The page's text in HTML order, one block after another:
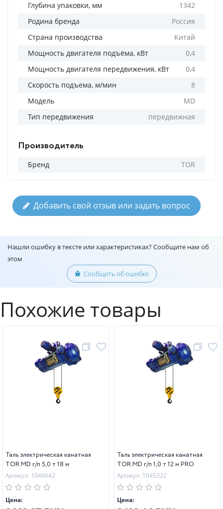
Глубина упаковки, мм
1342
Родина бренда
Россия
Страна производства
Китай
Мощность двигателя подъёма, кВт
0,4
Мощность двигателя передвижения, кВт
0,4
Скорость подъема, м/мин
8
Модель
MD
Тип передвижения
передвижная
Производитель
Бренд TOR
Добавить свой отзыв или задать вопрос
Нашли ошибку в тексте или характеристиках? Сообщите нам об
этом
Сообщить об ошибке
Похожие товары
Таль электрическая канатная
TOR MD г/п 5,0 т 18 м
Артикул: 1046642
Цена:
Таль электрическая канатная
TOR MD г/п 1,0 т 12 м PRO
Артикул: 1045322
Цена: